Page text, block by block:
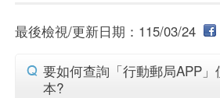
最後檢視/更新日期：115/03/24
要如何查詢「行動郵局APP」
本?